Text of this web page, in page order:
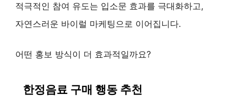
적극적인 참여 유도는 입소문 효과를 극대화하고,
자연스러운 바이럴 마케팅으로 이어집니다.
어떤 홍보 방식이 더 효과적일까요?
한정음료 구매 행동 추천